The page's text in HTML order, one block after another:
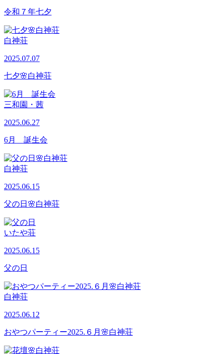
令和７年七夕
白神荘
2025.07.07
七夕🌸白神荘
三和園・茜
2025.06.27
6月 誕生会
白神荘
2025.06.15
父の日🌸白神荘
いたや荘
2025.06.15
父の日
白神荘
2025.06.12
おやつパーティー2025.６月🌸白神荘